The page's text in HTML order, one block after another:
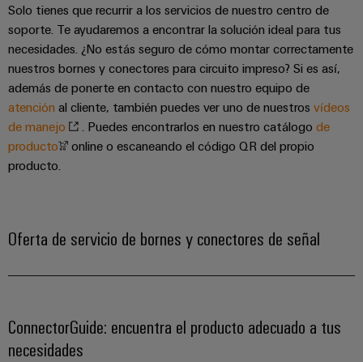
Solo tienes que recurrir a los servicios de nuestro centro de
soporte. Te ayudaremos a encontrar la solución ideal para tus
necesidades. ¿No estás seguro de cómo montar correctamente
nuestros bornes y conectores para circuito impreso? Si es así,
además de ponerte en contacto con nuestro equipo de
atención al cliente, también puedes ver uno de nuestros vídeos
de manejo
. Puedes encontrarlos en nuestro catálogo de
producto
online o escaneando el código QR del propio
producto.
Oferta de servicio de bornes y conectores de señal
ConnectorGuide: encuentra el producto adecuado a tus
necesidades